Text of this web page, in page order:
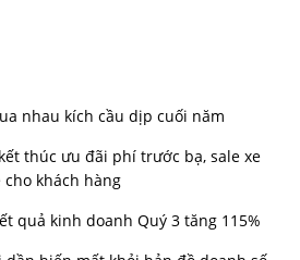
nhau kích cầu dịp cuối năm
thúc ưu đãi phí trước bạ, sale xe
cho khách hàng
quả kinh doanh Quý 3 tăng 115%